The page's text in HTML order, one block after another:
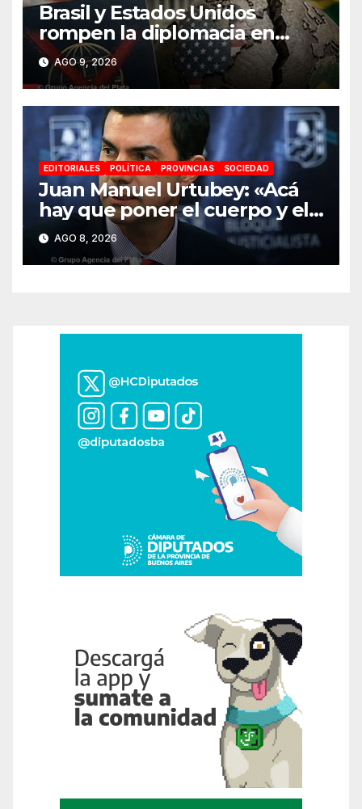
Brasil y Estados Unidos
rompen la diplomacia en
plena campaña electoral
AGO 9, 2026
EDITORIALES POLÍTICA PROVINCIAS SOCIEDAD
Juan Manuel Urtubey: «Acá
hay que poner el cuerpo y el
alma. La Argentina tiene que
ir a la construcción de un
proyecto nacional»
AGO 8, 2026